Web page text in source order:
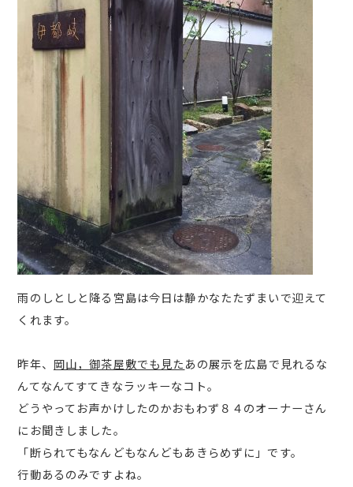
雨のしとしと降る宮島は今日は静かなたたずまいで迎えて
くれます。
昨年、 岡山，御茶屋敷でも見たあの展示を広島で見れるな
んてなんてすてきなラッキーなコト。
どうやってお声かけしたのかおもわず８４のオーナーさん
にお聞きしました。
「断られてもなんどもなんどもあきらめずに」です。
行動あるのみですよね。